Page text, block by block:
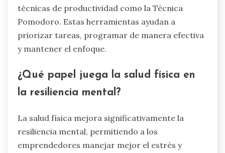
técnicas de productividad como la Técnica
Pomodoro. Estas herramientas ayudan a
priorizar tareas, programar de manera efectiva
y mantener el enfoque.
¿Qué papel juega la salud física en
la resiliencia mental?
La salud física mejora significativamente la
resiliencia mental, permitiendo a los
emprendedores manejar mejor el estrés y